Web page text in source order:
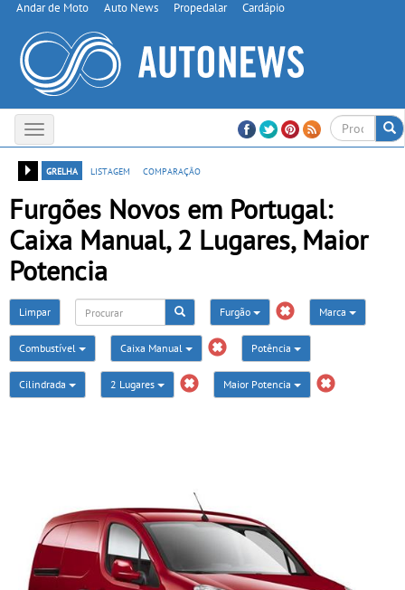
Andar de Moto Auto News Propedalar Cardápio
Toggle
navigation
grelha
listagem comparação
Furgões Novos em Portugal:
Caixa Manual, 2 Lugares, Maior
Potencia
Limpar Furgão Marca
Combustível Caixa Manual Potência
Cilindrada 2 Lugares Maior Potencia